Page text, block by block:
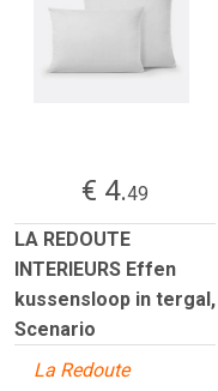
€ 4.49
LA REDOUTE
INTERIEURS Effen
kussensloop in tergal,
Scenario
La Redoute